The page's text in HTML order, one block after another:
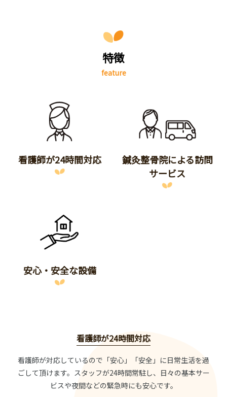
特徴
feature
看護師が24時間対応
鍼灸整骨院による訪問
サービス
安心・安全な設備
看護師が24時間対応
看護師が対応しているので「安心」「安全」に日常生活を過
ごして頂けます。スタッフが24時間常駐し、日々の基本サー
ビスや夜間などの緊急時にも安心です。